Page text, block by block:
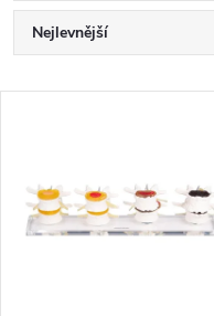
Ř
a
e
n
Nejlevnější
p